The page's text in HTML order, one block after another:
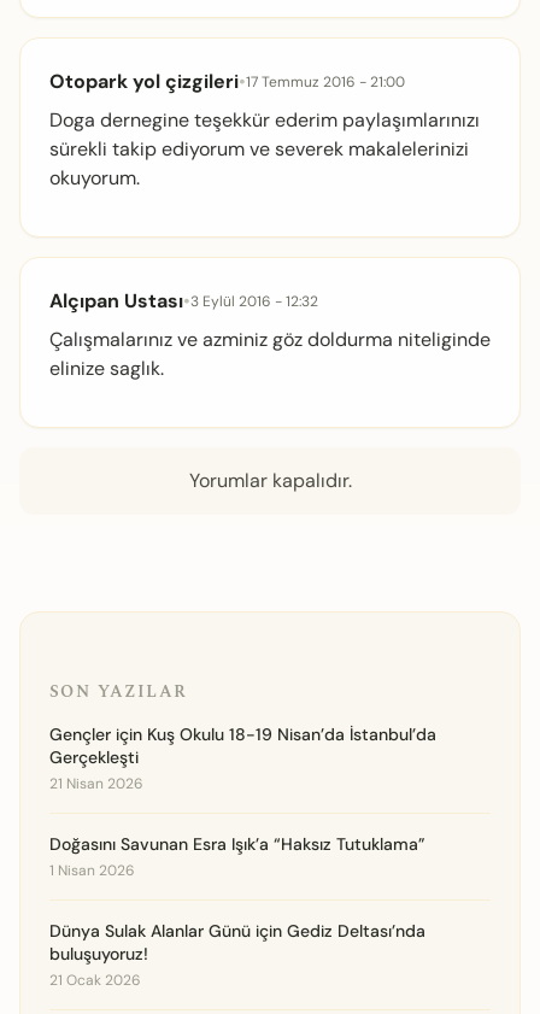
Otopark yol çizgileri•17 Temmuz 2016 - 21:00
Doga dernegine teşekkür ederim paylaşımlarınızı
sürekli takip ediyorum ve severek makalelerinizi
okuyorum.
Alçıpan Ustası•3 Eylül 2016 - 12:32
Çalışmalarınız ve azminiz göz doldurma niteliginde
elinize saglık.
Yorumlar kapalıdır.
SON YAZILAR
Gençler için Kuş Okulu 18-19 Nisan’da İstanbul’da
Gerçekleşti
21 Nisan 2026
Doğasını Savunan Esra Işık’a “Haksız Tutuklama”
1 Nisan 2026
Dünya Sulak Alanlar Günü için Gediz Deltası’nda
buluşuyoruz!
21 Ocak 2026